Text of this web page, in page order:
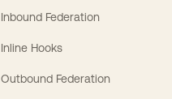
Inbound Federation
Inline Hooks
Outbound Federation